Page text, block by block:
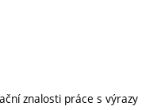
znalosti práce s výrazy